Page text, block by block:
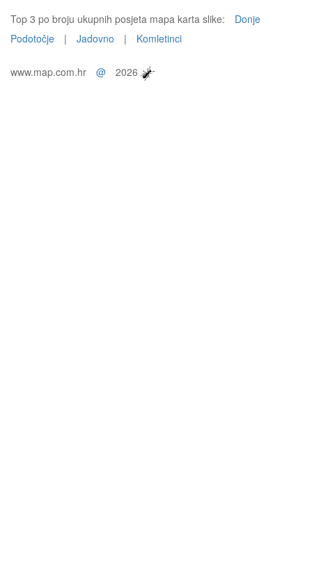
Top 3 po broju ukupnih posjeta mapa karta slike:
Donje
Podotočje
| Jadovno | Komletinci
www.map.com.hr @ 2026